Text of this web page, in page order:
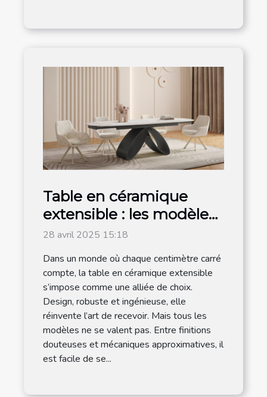
Table en céramique
extensible : les modèles
les plus en vogue sont
chez Meublissime
28 avril 2025 15:18
Dans un monde où chaque centimètre carré
compte, la table en céramique extensible
s’impose comme une alliée de choix.
Design, robuste et ingénieuse, elle
réinvente l’art de recevoir. Mais tous les
modèles ne se valent pas. Entre finitions
douteuses et mécaniques approximatives, il
est facile de se...